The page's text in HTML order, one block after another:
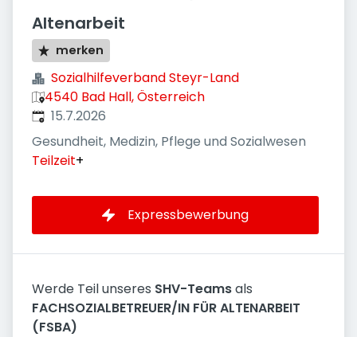
Altenarbeit
merken
Sozialhilfeverband Steyr-Land
4540 Bad Hall, Österreich
Veröffentlicht
15.7.2026
Gesundheit, Medizin, Pflege und Sozialwesen
Teilzeit+
Expressbewerbung
Werde Teil unseres SHV-Teamsals
FACHSOZIALBETREUER/IN FÜR ALTENARBEIT
(FSBA)